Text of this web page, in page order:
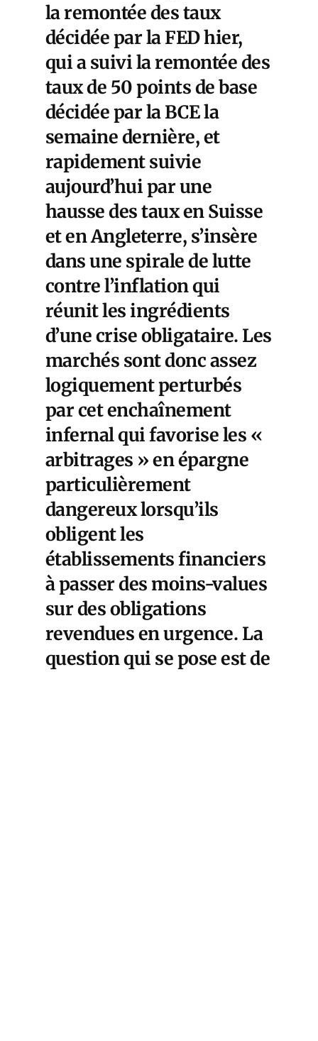
la remontée des taux
décidée par la FED hier,
qui a suivi la remontée des
taux de 50 points de base
décidée par la BCE la
semaine dernière, et
rapidement suivie
aujourd’hui par une
hausse des taux en Suisse
et en Angleterre, s’insère
dans une spirale de lutte
contre l’inflation qui
réunit les ingrédients
d’une crise obligataire. Les
marchés sont donc assez
logiquement perturbés
par cet enchaînement
infernal qui favorise les «
arbitrages » en épargne
particulièrement
dangereux lorsqu’ils
obligent les
établissements financiers
à passer des moins-values
sur des obligations
revendues en urgence. La
question qui se pose est de